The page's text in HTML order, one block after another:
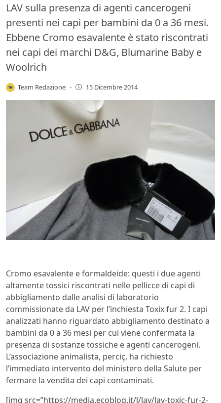
LAV sulla presenza di agenti cancerogeni
presenti nei capi per bambini da 0 a 36 mesi.
Ebbene Cromo esavalente è stato riscontrati
nei capi dei marchi D&G, Blumarine Baby e
Woolrich
Team Redazione - 15 Dicembre 2014
Cromo esavalente e formaldeide: questi i due agenti
altamente tossici riscontrati nelle pellicce di capi di
abbigliamento dalle analisi di laboratorio
commissionate da LAV per l’inchiesta Toxix fur 2. I capi
analizzati hanno riguardato abbigliamento destinato a
bambini da 0 a 36 mesi per cui viene confermata la
presenza di sostanze tossiche e agenti cancerogeni.
L’associazione animalista, perciç, ha richiesto
l’immediato intervento del ministero della Salute per
fermare la vendita dei capi contaminati.
[img src=”https://media.ecoblog.it/l/lav/lav-toxic-fur-2-